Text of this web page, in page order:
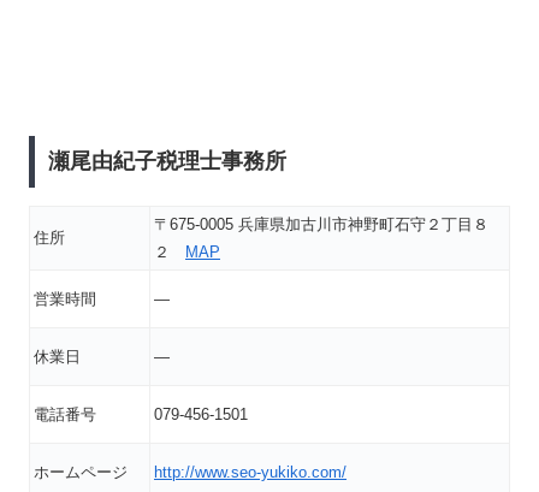
瀬尾由紀子税理士事務所
住所
〒675-0005 兵庫県加古川市神野町石守２丁目８
２ MAP
営業時間 ―
休業日 ―
電話番号 079-456-1501
ホームページ http://www.seo-yukiko.com/